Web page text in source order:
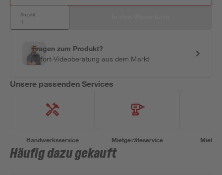
Anzahl:
Fragen zum Produkt?
Sofort-Videoberatung aus dem Markt
Unsere passenden Services
Handwerksservice Mietgeräteservice
Häufig dazu gekauft